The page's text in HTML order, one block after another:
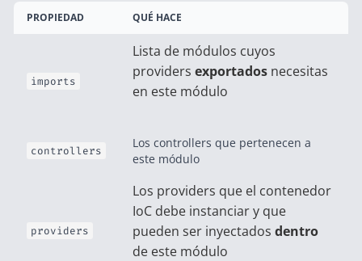
PROPIEDAD QUÉ HACE
imports
Lista de módulos cuyos
providers exportados necesitas
en este módulo
controllers
Los controllers que pertenecen a
este módulo
providers
Los providers que el contenedor
IoC debe instanciar y que
pueden ser inyectados dentro
de este módulo